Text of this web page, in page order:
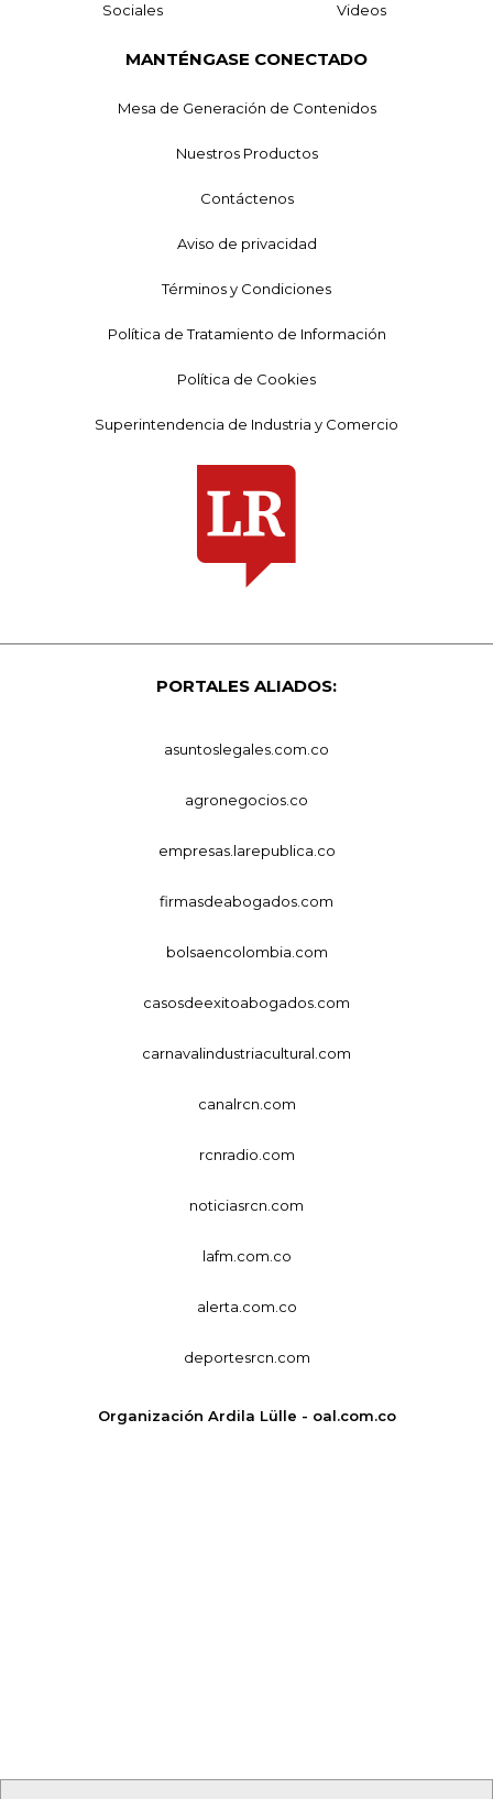
Sociales Videos
MANTÉNGASE CONECTADO
Mesa de Generación de Contenidos
Nuestros Productos
Contáctenos
Aviso de privacidad
Términos y Condiciones
Política de Tratamiento de Información
Política de Cookies
Superintendencia de Industria y Comercio
PORTALES ALIADOS:
asuntoslegales.com.co
agronegocios.co
empresas.larepublica.co
firmasdeabogados.com
bolsaencolombia.com
casosdeexitoabogados.com
carnavalindustriacultural.com
canalrcn.com
rcnradio.com
noticiasrcn.com
lafm.com.co
alerta.com.co
deportesrcn.com
Organización Ardila Lülle - oal.com.co